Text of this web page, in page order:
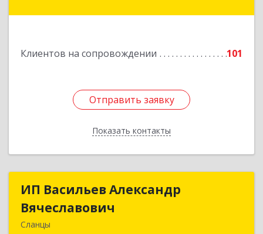
Клиентов на сопровождении 101
Отправить заявку
Показать контакты
Отправить заявку
Назад
ИП Васильев Александр
Вячеславович
Сланцы
ИП Васильев Александр